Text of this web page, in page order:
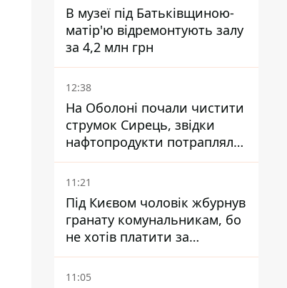
В музеї під Батьківщиною-
матір'ю відремонтують залу
за 4,2 млн грн
12:38
На Оболоні почали чистити
струмок Сирець, звідки
нафтопродукти потрапляли
до озер
11:21
Під Києвом чоловік жбурнув
гранату комунальникам, бо
не хотів платити за
квитанціями
11:05